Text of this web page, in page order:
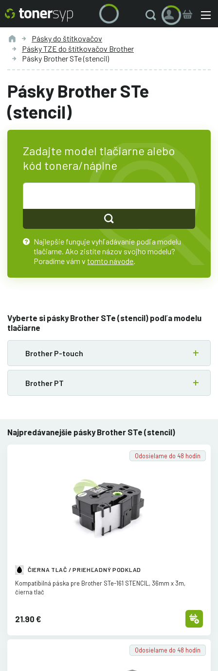
Pásky do štítkovačov
Pásky TZE do štítkovačov Brother
Pásky Brother STe (stencil)
Pásky Brother STe
(stencil)
Zadajte model tlačiarne alebo
kód tonera/náplne
?
Najlepšie funguje vyhľadávanie podľa modelu
tlačiarne. Ako zistíte názov svojho modelu?
Poradíme vám vtomto návode
Vyberte si pásky Brother STe (stencil) podľa modelu
tlačiarne
Brother P-touch
Brother PT
Najpredávanejšie pásky Brother STe (stencil)
ČIERNA TLAČ / PRIEHĽADNÝ PODKLAD
Odosielame do 48 hodín
Kompatibilná páska pre Brother STe-161 STENCIL, 36mm x 3m,
čierna tlač
21.90 €
Odosielame do 48 hodín